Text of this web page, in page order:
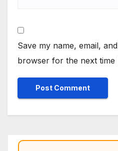
Save my name, email,
browser for the next time